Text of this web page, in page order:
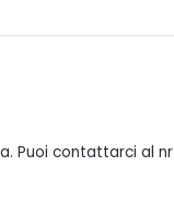
Puoi contattarci al nr